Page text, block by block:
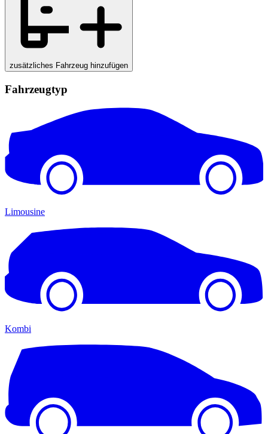
zusätzliches Fahrzeug hinzufügen
Fahrzeugtyp
Limousine
Kombi